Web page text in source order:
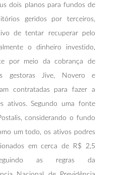
dois planos para fundos de
geridos por terceiros,
de tentar recuperar pelo
o dinheiro investido,
por meio da cobrança de
gestoras Jive, Novero e
contratadas para fazer a
ativos. Segundo uma fonte
considerando o fundo
um todo, os ativos podres
em cerca de R$ 2,5
as regras da